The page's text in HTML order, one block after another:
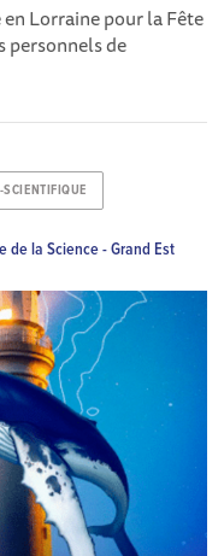
Lorraine pour la Fête
personnels de
SCIENTIFIQUE
de la Science - Grand Est